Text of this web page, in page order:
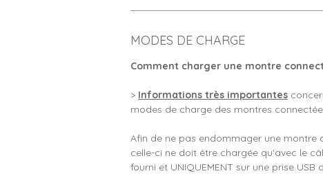
MODES DE CHARGE
Comment charger une montre
> Informations très importantes
modes de charge des montres
Afin de ne pas endommager une montre
celle-ci ne doit être chargée qu'avec le
fourni et UNIQUEMENT sur une prise USB